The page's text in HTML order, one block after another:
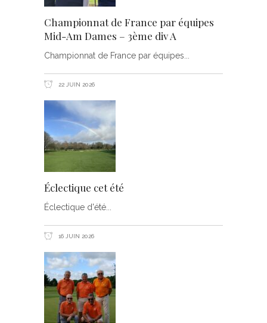
Championnat de France par équipes
Mid-Am Dames – 3ème div A
Championnat de France par équipes
22 JUIN 2026
Éclectique cet été
Éclectique d'été
16 JUIN 2026